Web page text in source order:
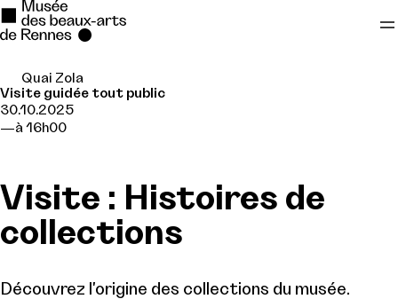
Se rendre au
Contenu principal
Quai Zola
Visite guidée tout public
30.10.2025
à 16h00
Visite : Histoires de
collections
Découvrez l'origine des collections du musée.